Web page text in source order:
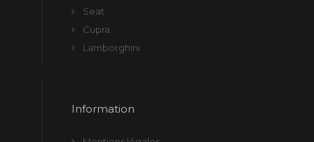
Seat
Cupra
Lamborghini
Information